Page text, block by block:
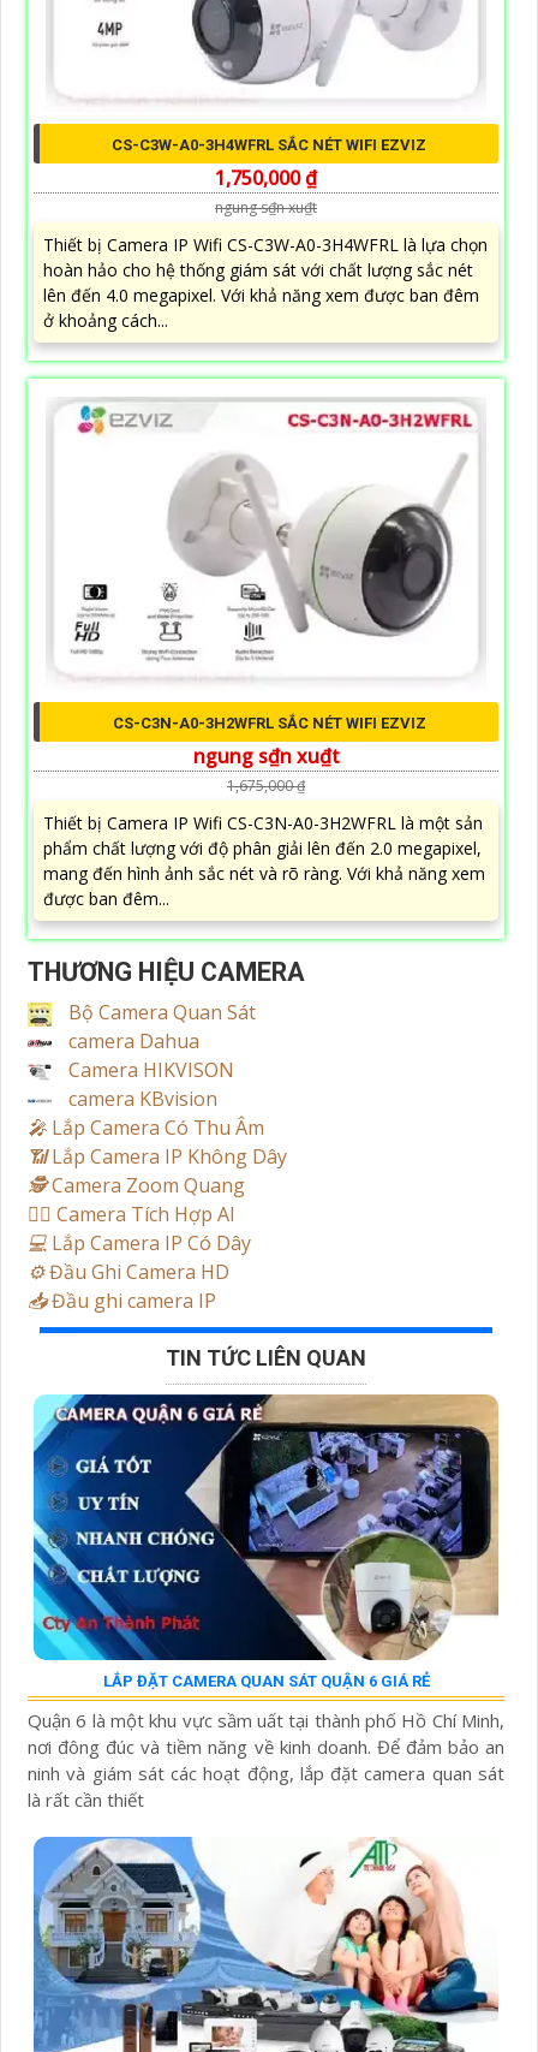
CS-C3W-A0-3H4WFRL SẮC NÉT WIFI EZVIZ
1,750,000 ₫
ngung s₫n xu₫t
Thiết bị Camera IP Wifi CS-C3W-A0-3H4WFRL là lựa chọn
hoàn hảo cho hệ thống giám sát với chất lượng sắc nét
lên đến 4.0 megapixel. Với khả năng xem được ban đêm
ở khoảng cách...
CS-C3N-A0-3H2WFRL SẮC NÉT WIFI EZVIZ
ngung s₫n xu₫t
1,675,000 ₫
Thiết bị Camera IP Wifi CS-C3N-A0-3H2WFRL là một sản
phẩm chất lượng với độ phân giải lên đến 2.0 megapixel,
mang đến hình ảnh sắc nét và rõ ràng. Với khả năng xem
được ban đêm...
THƯƠNG HIỆU CAMERA
Bộ Camera Quan Sát
camera Dahua
Camera HIKVISON
camera KBvision
️🎤️ Lắp Camera Có Thu Âm
📶Lắp Camera IP Không Dây
🕵️Camera Zoom Quang
🧛‍♀️ Camera Tích Hợp AI
💻 Lắp Camera IP Có Dây
⚙️Đầu Ghi Camera HD
📥Đầu ghi camera IP
TIN TỨC LIÊN QUAN
LẮP ĐẶT CAMERA QUAN SÁT QUẬN 6 GIÁ RẺ
Quận 6 là một khu vực sầm uất tại thành phố Hồ Chí Minh,
nơi đông đúc và tiềm năng về kinh doanh. Để đảm bảo an
ninh và giám sát các hoạt động, lắp đặt camera quan sát
là rất cần thiết